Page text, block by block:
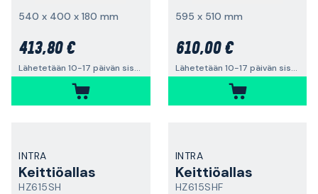
540 x 400 x 180 mm
413,80 €
Lähetetään 10-17 päivän sisällä
595 x 510 mm
610,00 €
Lähetetään 10-17 päivän sisällä
INTRA
Keittiöallas
HZ615SH
INTRA
Keittiöallas
HZ615SHF